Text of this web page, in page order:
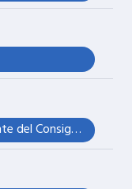
Francesco Giordani - Presidente del Consiglio Comunale